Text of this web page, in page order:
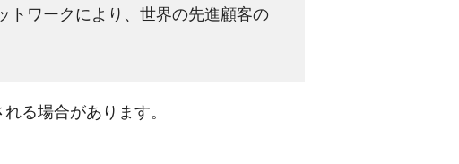
トワークにより、世界の先進顧客の
る場合があります。